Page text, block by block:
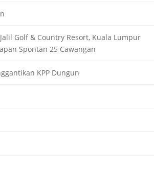
Golf & Country Resort, Kuala Lumpur
Spontan 25 Cawangan
KPP Dungun